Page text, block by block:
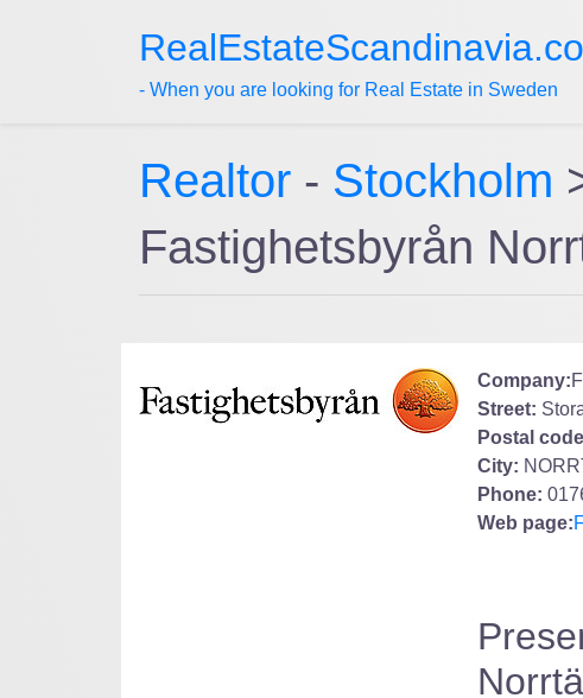
- When you are looking for Real Estate in Sweden
Realtor - Stockholm
Fastighetsbyrån
Company:
Street:
Postal
City:
Phone:
Web page: